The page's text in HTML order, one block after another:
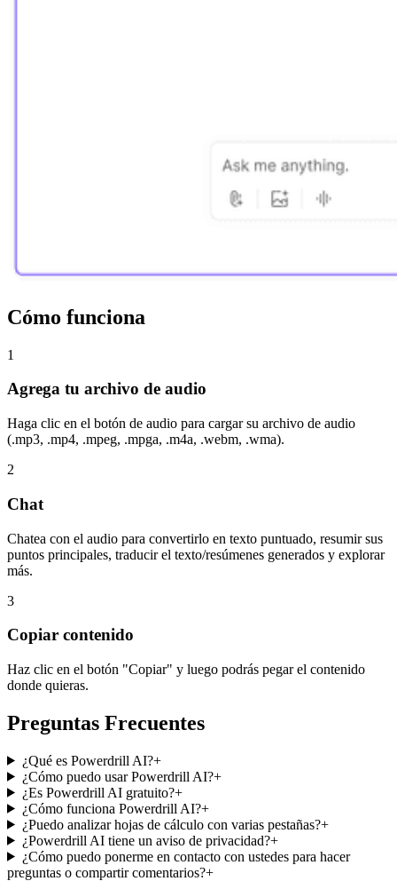
Cómo funciona
1
Agrega tu archivo de audio
Haga clic en el botón de audio para cargar su archivo de audio
(.mp3, .mp4, .mpeg, .mpga, .m4a, .webm, .wma).
2
Chat
Chatea con el audio para convertirlo en texto puntuado, resumir sus
puntos principales, traducir el texto/resúmenes generados y explorar
más.
3
Copiar contenido
Haz clic en el botón "Copiar" y luego podrás pegar el contenido
donde quieras.
Preguntas Frecuentes
¿Qué es Powerdrill AI?+
¿Cómo puedo usar Powerdrill AI?+
¿Es Powerdrill AI gratuito?+
¿Cómo funciona Powerdrill AI?+
¿Puedo analizar hojas de cálculo con varias pestañas?+
¿Powerdrill AI tiene un aviso de privacidad?+
¿Cómo puedo ponerme en contacto con ustedes para hacer
preguntas o compartir comentarios?+